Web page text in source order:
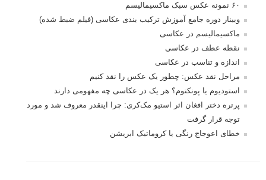
۶۰ نمونه عکس سبک ماکسیمالیسم
وبینار دوره جامع آموزش ترکیب بندی عکاسی (فیلم ضبط شده)
ماکسیمالیسم در عکاسی
نقطه عطف در عکاسی
اندازه و تناسب در عکاسی
مراحل نقد عکس: چطور یک عکس را نقد کنیم
استودیوم یا پونکتوم؟ هر یک در عکاسی چه مفهومی دارند
پرتره دختر افغان اثر استیو مک‌کری: چرا اینقدر معروف شد و مورد
توجه قرار گرفت
خطای اعوجاج رنگی یا کروماتیک ابریشن